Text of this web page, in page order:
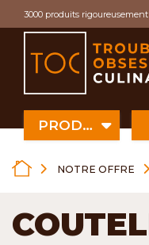
3000 produits
PRODUITS
NOTRE OFFRE